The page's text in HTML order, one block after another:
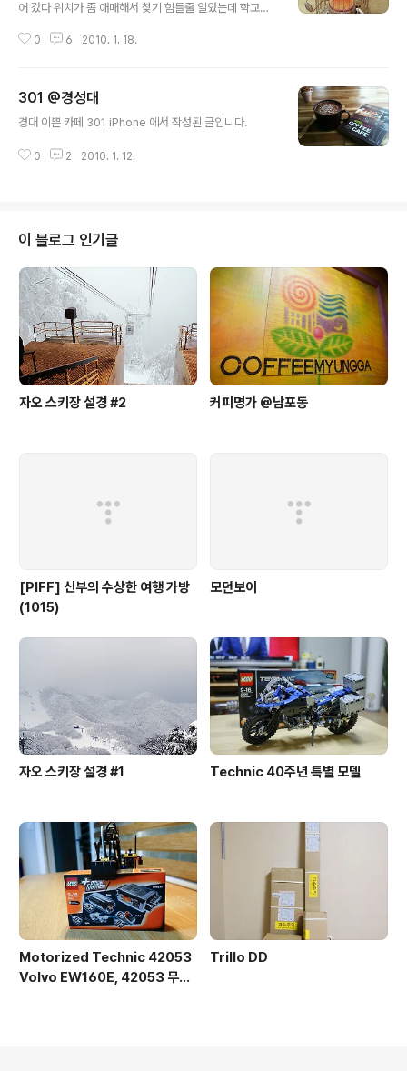
어 갔다 위치가 좀 애매해서 찾기 힘들줄 알았는데 학교앞
가 옛 화이트하우스옆 골목으로 내려가면 보이는 아담한
소품으로 꾸며놓은 곳이었다 그리고 장신구작업실과 음료
를 파는 카페랑 연결되어 있었다 자리를 잡으니 옆에 따뜻
문했다~ 순대는 4000원부터, 떡볶이는 3000원 아기자
0 6 2010. 1. 18.
301 @경성대
경대 이쁜 카페 301 iPhone 에서 작성된 글입니다.
0 2 2010. 1. 12.
이 블로그 인기글
자오 스키장 설경 #2 커피명가 @남포동
[PIFF] 신부의 수상한 여행 가방
(1015)
모던보이
자오 스키장 설경 #1 Technic 40주년 특별 모델
Motorized Technic 42053
Volvo EW160E, 42053 무선
Trillo DD